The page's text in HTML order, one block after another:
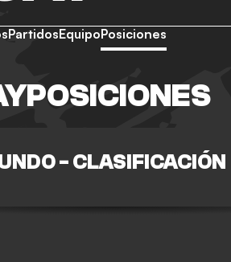
PartidosEquipoPosiciones
- CLASIFICACIÓN